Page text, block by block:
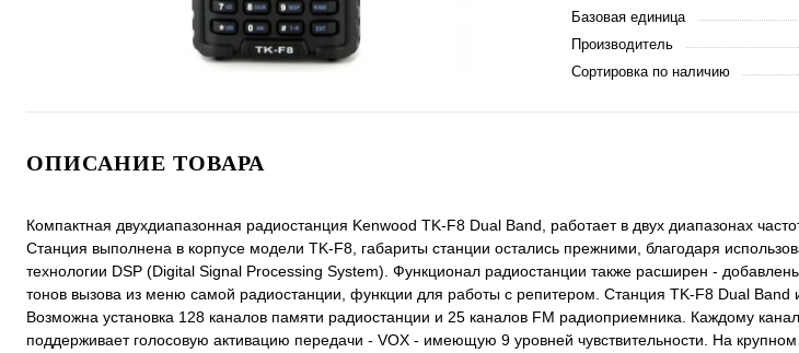
Базовая единица
Производитель
Сортировка по наличию
ОПИСАНИЕ ТОВАРА
Компактная двухдиапазонная радиостанция Kenwood TK-F8 Dual Band, работает в двух диапазонах
Станция выполнена в корпусе модели TK-F8, габариты станции остались прежними, благодаря
технологии DSP (Digital Signal Processing System). Функционал радиостанции также расширен -
тонов вызова из меню самой радиостанции, функции для работы с репитером. Станция TK-F8 Dual
Возможна установка 128 каналов памяти радиостанции и 25 каналов FM радиоприемника. Каждому
поддерживает голосовую активацию передачи - VOX - имеющую 9 уровней чувствительности. На